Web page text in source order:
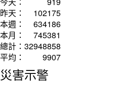
昨天：
102175
本週：
634186
本月：
745381
總計： 32948858
平均：
9907
災害示警